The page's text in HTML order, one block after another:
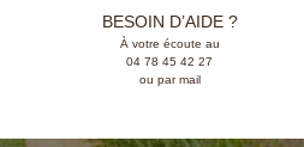
BESOIN D’AIDE ?
À votre écoute au
04 78 45 42 27
ou par mail